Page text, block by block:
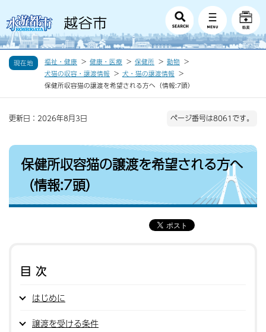
現在地 福祉・健康 健康・医療 保健所
動物
犬猫の収容・譲渡情報
犬・猫の譲渡情報
保健所収容猫の譲渡を希望される方へ（情報:7頭）
更新日：2026年8月3日 ページ番号は8061です。
保健所収容猫の譲渡を希望される方へ
（情報:7頭）
目次
はじめに
譲渡を受ける条件